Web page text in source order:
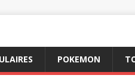
POKEMON